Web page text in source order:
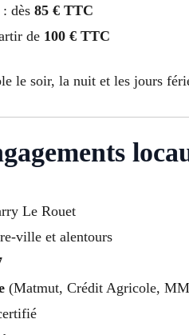
dès 85 € TTC
de 100 € TTC
le soir, la nuit et les jours
Le Rouet
ville et alentours
(Matmut, Crédit Agricole,